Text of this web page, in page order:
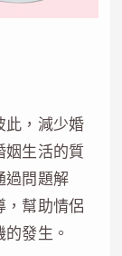
此，減少婚
姻生活的質
過問題解
，幫助情侶
發生。